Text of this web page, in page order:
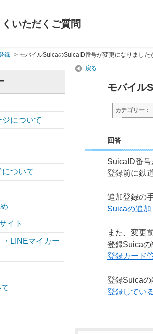
くいただくご質問
録 > モバイルSuicaのSuicaID番号が変更になりました
について
ついて
イト
LINEマイカー
戻る
モバイル
カテゴリー :
回答
SuicaID番号
登録前に鉄
追加登録の
Suicaの追加
また、変更
登録Suicaの
登録カード
登録Suicaの
登録してい